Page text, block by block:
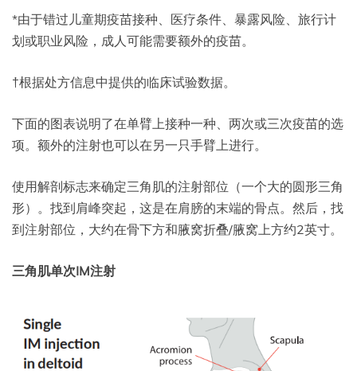
*由于错过儿童期疫苗接种、医疗条件、暴露风险、旅行计
划或职业风险，成人可能需要额外的疫苗。
†根据处方信息中提供的临床试验数据。
下面的图表说明了在单臂上接种一种、两次或三次疫苗的选
项。额外的注射也可以在另一只手臂上进行。
使用解剖标志来确定三角肌的注射部位（一个大的圆形三角
形）。找到肩峰突起，这是在肩膀的末端的骨点。然后，找
到注射部位，大约在骨下方和腋窝折叠/腋窝上方约2英寸。
三角肌单次IM注射